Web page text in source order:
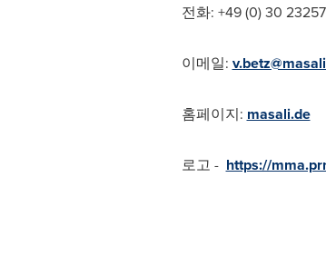
전화: +49 (0) 30
이메일:
홈페이지: masali.de
로고 - https://